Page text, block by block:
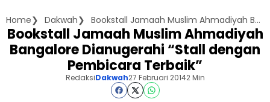
Home Dakwah Bookstall Jamaah Muslim Ahmadiyah Bangalore Dianugerahi "Stall dengan Pembicara Terbaik"
Bookstall Jamaah Muslim Ahmadiyah
Bangalore Dianugerahi “Stall dengan
Pembicara Terbaik”
RedaksiDakwah27 Februari 20142 Min